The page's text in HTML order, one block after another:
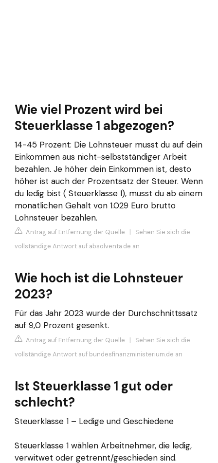
Wie viel Prozent wird bei
Steuerklasse 1 abgezogen?
14-45 Prozent: Die Lohnsteuer musst du auf dein
Einkommen aus nicht-selbstständiger Arbeit
bezahlen. Je höher dein Einkommen ist, desto
höher ist auch der Prozentsatz der Steuer. Wenn
du ledig bist ( Steuerklasse I), musst du ab einem
monatlichen Gehalt von 1.029 Euro brutto
Lohnsteuer bezahlen.
Antrag auf Entfernung der Quelle | Sehen Sie sich die
vollständige Antwort auf absolventa.de an
Wie hoch ist die Lohnsteuer
2023?
Für das Jahr 2023 wurde der Durchschnittssatz
auf 9,0 Prozent gesenkt.
Antrag auf Entfernung der Quelle | Sehen Sie sich die
vollständige Antwort auf bundesfinanzministerium.de an
Ist Steuerklasse 1 gut oder
schlecht?
Steuerklasse 1 – Ledige und Geschiedene
Steuerklasse 1 wählen Arbeitnehmer, die ledig,
verwitwet oder getrennt/geschieden sind.